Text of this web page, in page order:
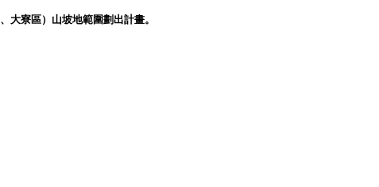
大寮區）山坡地範圍劃出計畫。